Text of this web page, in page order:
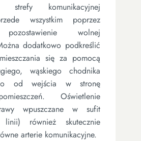
strefy komunikacyjnej
wszystkim poprzez
wolnej
dodatkowo podkreślić
się za pomocą
wąskiego chodnika
od wejścia w stronę
Oświetlenie
wpuszczane w sufit
również skutecznie
arterie komunikacyjne.